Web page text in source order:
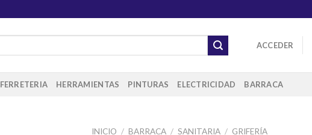
ACCEDER
FERRETERIA HERRAMIENTAS PINTURAS ELECTRICIDAD BARRACA
INICIO / BARRACA / SANITARIA / GRIFERÍA